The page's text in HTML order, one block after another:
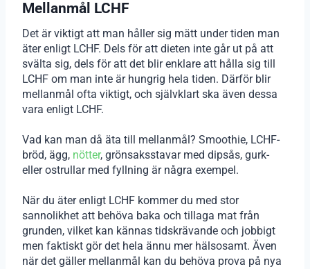
Mellanmål LCHF
Det är viktigt att man håller sig mätt under tiden man
äter enligt LCHF. Dels för att dieten inte går ut på att
svälta sig, dels för att det blir enklare att hålla sig till
LCHF om man inte är hungrig hela tiden. Därför blir
mellanmål ofta viktigt, och självklart ska även dessa
vara enligt LCHF.
Vad kan man då äta till mellanmål? Smoothie, LCHF-
bröd, ägg, nötter, grönsaksstavar med dipsås, gurk-
eller ostrullar med fyllning är några exempel.
När du äter enligt LCHF kommer du med stor
sannolikhet att behöva baka och tillaga mat från
grunden, vilket kan kännas tidskrävande och jobbigt
men faktiskt gör det hela ännu mer hälsosamt. Även
när det gäller mellanmål kan du behöva prova på nya